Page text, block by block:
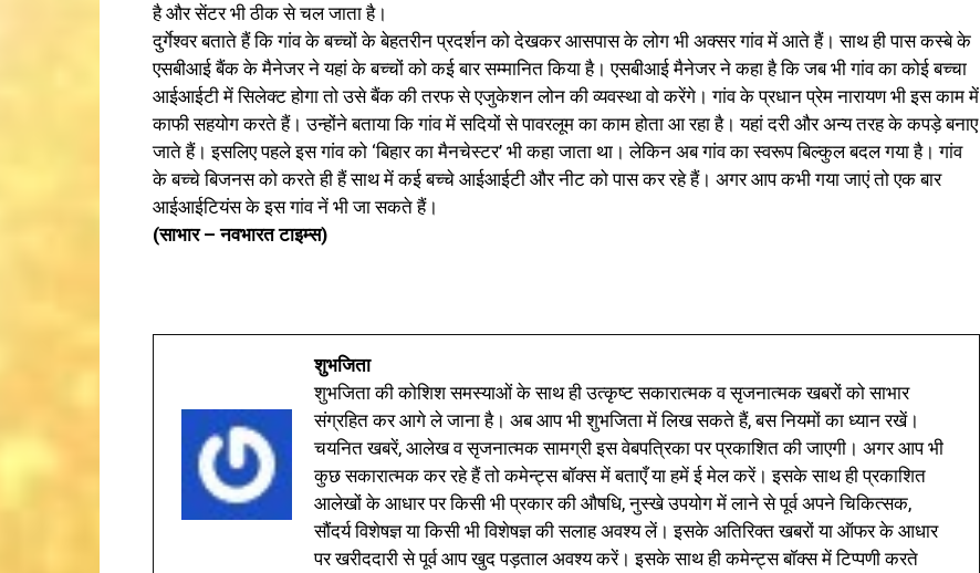
है और सेंटर भी ठीक से चल जाता है।
दुर्गेश्वर बताते हैं कि गांव के बच्चों के बेहतरीन प्रदर्शन को देखकर आसपास के लोग भी अक्सर गांव में आते हैं। साथ ही पास कस्बे के
एसबीआई बैंक के मैनेजर ने यहां के बच्चों को कई बार सम्मानित किया है। एसबीआई मैनेजर ने कहा है कि जब भी गांव का कोई बच्चा
आईआईटी में सिलेक्ट होगा तो उसे बैंक की तरफ से एजुकेशन लोन की व्यवस्था वो करेंगे। गांव के प्रधान प्रेम नारायण भी इस काम में
काफी सहयोग करते हैं। उन्होंने बताया कि गांव में सदियों से पावरलूम का काम होता आ रहा है। यहां दरी और अन्य तरह के कपड़े बनाए
जाते हैं। इसलिए पहले इस गांव को ‘बिहार का मैनचेस्टर’ भी कहा जाता था। लेकिन अब गांव का स्वरूप बिल्कुल बदल गया है। गांव
के बच्चे बिजनस को करते ही हैं साथ में कई बच्चे आईआईटी और नीट को पास कर रहे हैं। अगर आप कभी गया जाएं तो एक बार
आईआईटियंस के इस गांव नें भी जा सकते हैं।
(साभार – नवभारत टाइम्स)
शुभजिता
शुभजिता की कोशिश समस्याओं के साथ ही उत्कृष्ट सकारात्मक व सृजनात्मक खबरों को साभार
संग्रहित कर आगे ले जाना है। अब आप भी शुभजिता में लिख सकते हैं, बस नियमों का ध्यान रखें।
चयनित खबरें, आलेख व सृजनात्मक सामग्री इस वेबपत्रिका पर प्रकाशित की जाएगी। अगर आप भी
कुछ सकारात्मक कर रहे हैं तो कमेन्ट्स बॉक्स में बताएँ या हमें ई मेल करें। इसके साथ ही प्रकाशित
आलेखों के आधार पर किसी भी प्रकार की औषधि, नुस्खे उपयोग में लाने से पूर्व अपने चिकित्सक,
सौंदर्य विशेषज्ञ या किसी भी विशेषज्ञ की सलाह अवश्य लें। इसके अतिरिक्त खबरों या ऑफर के आधार
पर खरीददारी से पूर्व आप खुद पड़ताल अवश्य करें। इसके साथ ही कमेन्ट्स बॉक्स में टिप्पणी करते